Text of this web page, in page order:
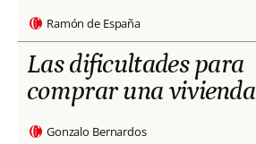
Ramón de España
Las dificultades para
comprar una vivienda
Gonzalo Bernardos